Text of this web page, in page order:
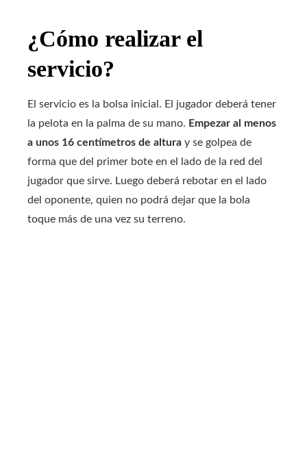
¿Cómo realizar el
servicio?
El servicio es la bolsa inicial. El jugador deberá tener
la pelota en la palma de su mano. Empezar al menos
a unos 16 centímetros de altura y se golpea de
forma que del primer bote en el lado de la red del
jugador que sirve. Luego deberá rebotar en el lado
del oponente, quien no podrá dejar que la bola
toque más de una vez su terreno.